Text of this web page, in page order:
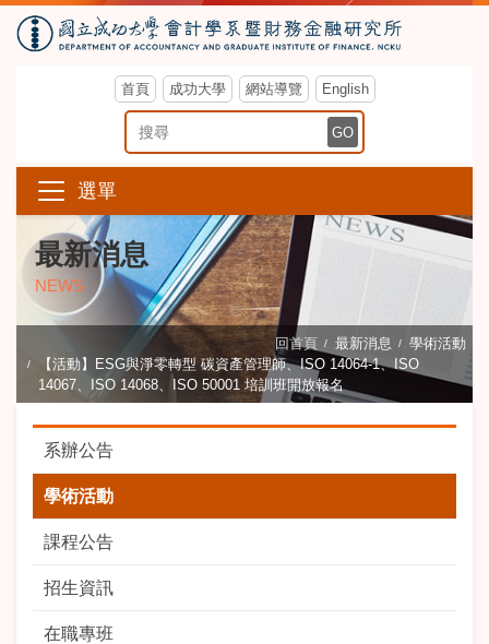
首頁 成功大學 網站導覽 English
搜尋關鍵字 GO
選單
最新消息
NEWS
回首頁 最新消息
學術活動
【活動】ESG與淨零轉型 碳資產管理師、ISO 14064-1、ISO
14067、ISO 14068、ISO 50001 培訓班開放報名
系辦公告
學術活動
課程公告
招生資訊
在職專班